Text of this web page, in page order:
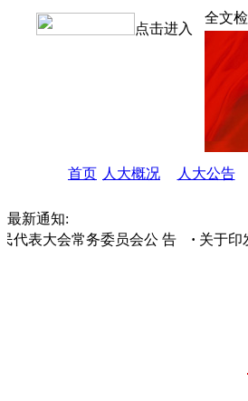
点击进入
全文
首页 人大概况 人大公告
最新通知:
表大会常务委员会公 告
· 关于印发